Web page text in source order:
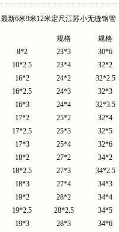
最新6米9米12米定尺江苏小无缝钢管
规格
规格
8*2
23*3
30*6
10*2.5
23*4
32*2
16*2
24*2
32*2.5
16*2.5
24*3
32*3
16*3
24*4
32*3.5
17*2
25*2
32*4
17*2.5
25*3
32*5
17*3
25*4
32*6
18*2
27*2
34*2
18*2.5
27*3
34*2.5
18*3
27*4
34*3
19*2
28*2
34*4
19*2.5
28*2.5
34*5
19*3
28*3
34*6